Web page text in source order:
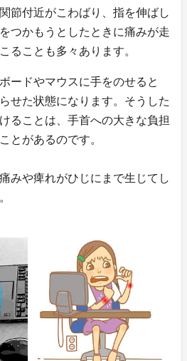
節付近がこわばり、指を伸ばし
つかもうとしたときに痛みが走
ることも多々あります。
ードやマウスに手をのせると
せた状態になります。そうした
ることは、手首への大きな負担
とがあるのです。
みや痺れがひじにまで生じてし